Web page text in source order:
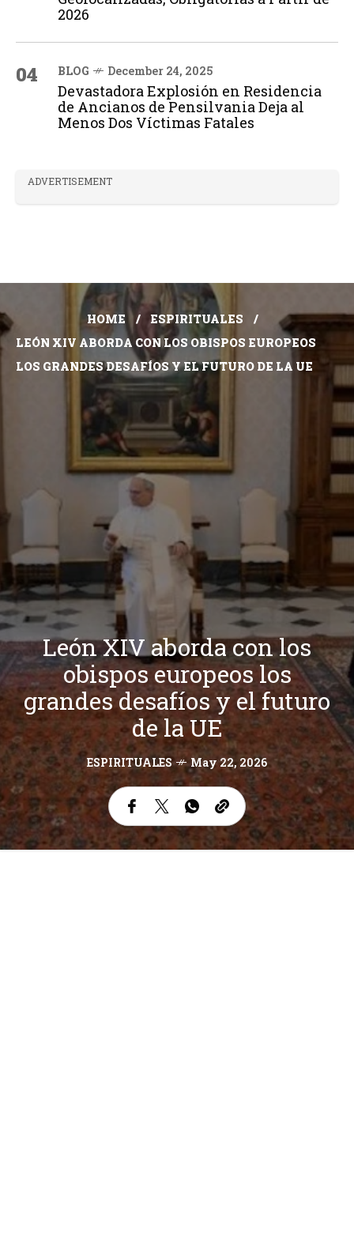
2026
04 BLOG December 24, 2025
Devastadora Explosión en Residencia
de Ancianos de Pensilvania Deja al
Menos Dos Víctimas Fatales
ADVERTISEMENT
HOME
ESPIRITUALES
LEÓN XIV ABORDA CON LOS OBISPOS EUROPEOS
LOS GRANDES DESAFÍOS Y EL FUTURO DE LA UE
León XIV aborda con los
obispos europeos los
grandes desafíos y el futuro
de la UE
ESPIRITUALES May 22, 2026